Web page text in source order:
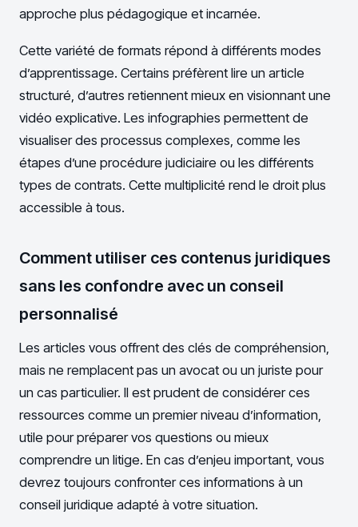
approche plus pédagogique et incarnée.
Cette variété de formats répond à différents modes
d’apprentissage. Certains préfèrent lire un article
structuré, d’autres retiennent mieux en visionnant une
vidéo explicative. Les infographies permettent de
visualiser des processus complexes, comme les
étapes d’une procédure judiciaire ou les différents
types de contrats. Cette multiplicité rend le droit plus
accessible à tous.
Comment utiliser ces contenus juridiques
sans les confondre avec un conseil
personnalisé
Les articles vous offrent des clés de compréhension,
mais ne remplacent pas un avocat ou un juriste pour
un cas particulier. Il est prudent de considérer ces
ressources comme un premier niveau d’information,
utile pour préparer vos questions ou mieux
comprendre un litige. En cas d’enjeu important, vous
devrez toujours confronter ces informations à un
conseil juridique adapté à votre situation.